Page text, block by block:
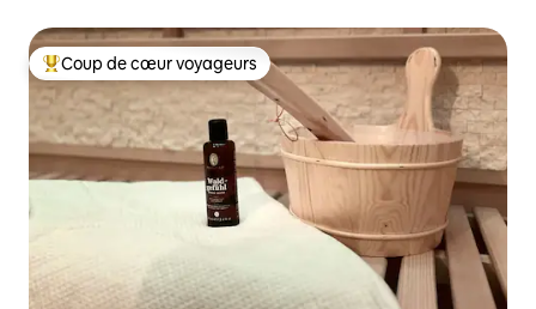
Coups de cœur voyageurs les plus appréciés
Coup de cœur voyageurs